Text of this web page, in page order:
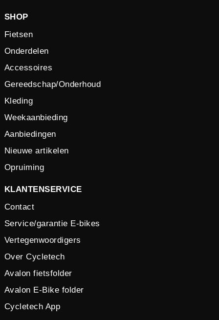
SHOP
Fietsen
Onderdelen
Accessoires
Gereedschap/Onderhoud
Kleding
Weekaanbieding
Aanbiedingen
Nieuwe artikelen
Opruiming
KLANTENSERVICE
Contact
Service/garantie E-bikes
Vertegenwoordigers
Over Cycletech
Avalon fietsfolder
Avalon E-Bike folder
Cycletech App